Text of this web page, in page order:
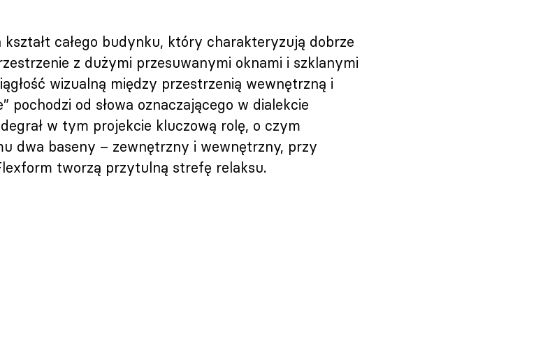
kształt całego budynku, który charakteryzują dobrze
z dużymi przesuwanymi oknami i szklanymi
wizualną między przestrzenią wewnętrzną i
pochodzi od słowa oznaczającego w dialekcie
w tym projekcie kluczową rolę, o czym
dwa baseny – zewnętrzny i wewnętrzny, przy
tworzą przytulną strefę relaksu.